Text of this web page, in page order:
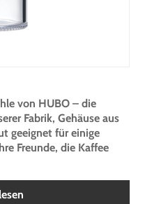
von HUBO – die
Fabrik, Gehäuse aus
geeignet für einige
Freunde, die Kaffee